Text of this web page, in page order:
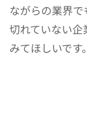
ながらの業界
切れていない企
みてほしいです。